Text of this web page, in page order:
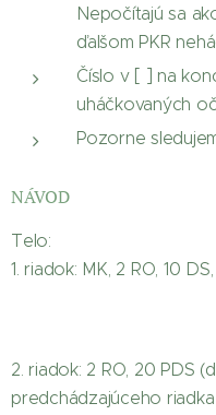
Nepočítajú sa
ďalšom PKR
Číslo v [ ] na
uháčkovaných
Pozorne
NÁVOD
Telo:
1. riadok: MK, 2 RO, 10
[10
2. riadok: 2 RO, 20 PDS
predchádzajúceho